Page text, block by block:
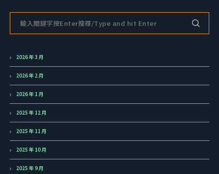
2026 年 3 月
2026 年 2 月
2026 年 1 月
2025 年 12 月
2025 年 11 月
2025 年 10 月
2025 年 9 月